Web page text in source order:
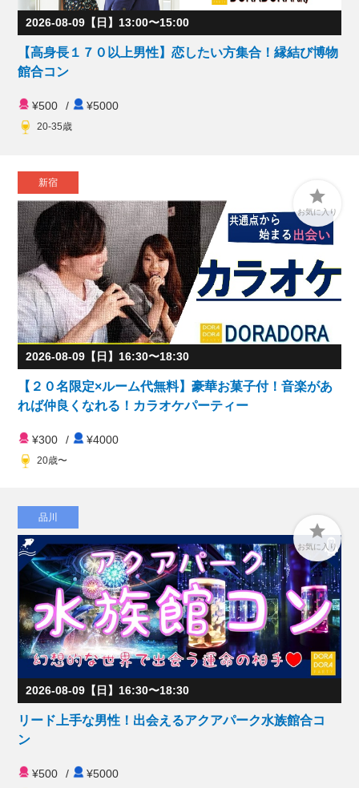
2026-08-09【日】13:00〜15:00
【高身長１７０以上男性】恋したい方集合！縁結び博物
館合コン
¥500 / ¥5000
20-35歳
新宿

お気に入り
2026-08-09【日】16:30〜18:30
【２０名限定×ルーム代無料】豪華お菓子付！音楽があ
れば仲良くなれる！カラオケパーティー
¥300 / ¥4000
20歳〜
品川

お気に入り
2026-08-09【日】16:30〜18:30
リード上手な男性！出会えるアクアパーク水族館合コ
ン
¥500 / ¥5000